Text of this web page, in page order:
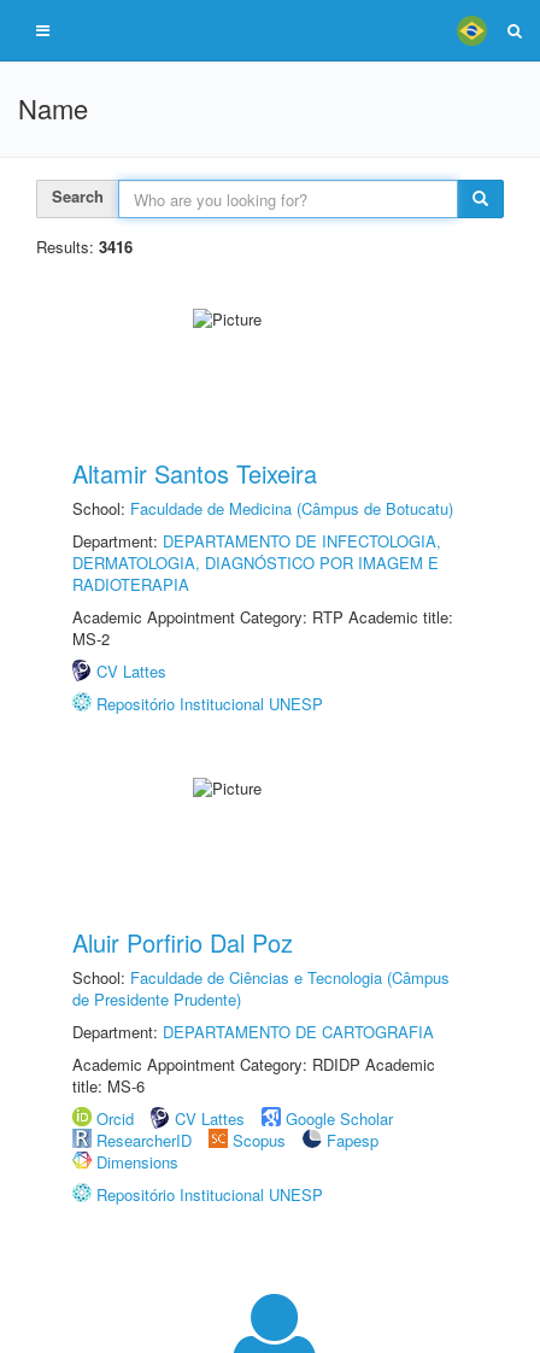
Name
Search
Results: 3416
Altamir Santos Teixeira
School: Faculdade de Medicina (Câmpus de Botucatu)
Department: DEPARTAMENTO DE INFECTOLOGIA,
DERMATOLOGIA, DIAGNÓSTICO POR IMAGEM E
RADIOTERAPIA
Academic Appointment Category: RTP Academic title:
MS-2
CV Lattes
Repositório Institucional UNESP
Aluir Porfirio Dal Poz
School: Faculdade de Ciências e Tecnologia (Câmpus
de Presidente Prudente)
Department: DEPARTAMENTO DE CARTOGRAFIA
Academic Appointment Category: RDIDP Academic
title: MS-6
Orcid
CV Lattes
Google Scholar
ResearcherID
Scopus
Fapesp
Dimensions
Repositório Institucional UNESP